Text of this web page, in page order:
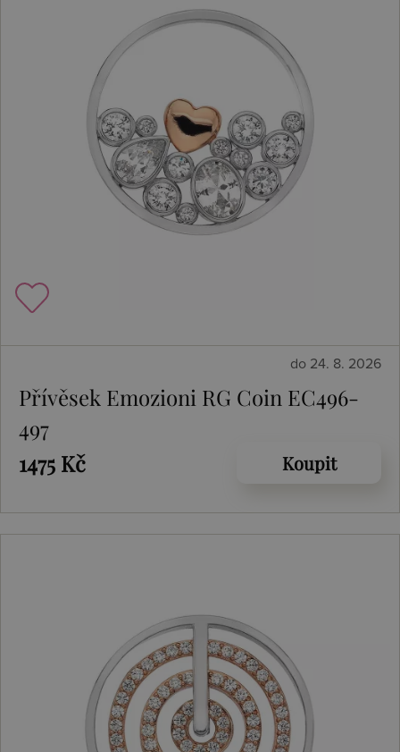
do 24. 8. 2026
Přívěsek Emozioni RG Coin EC496-
497
1475 Kč
Koupit